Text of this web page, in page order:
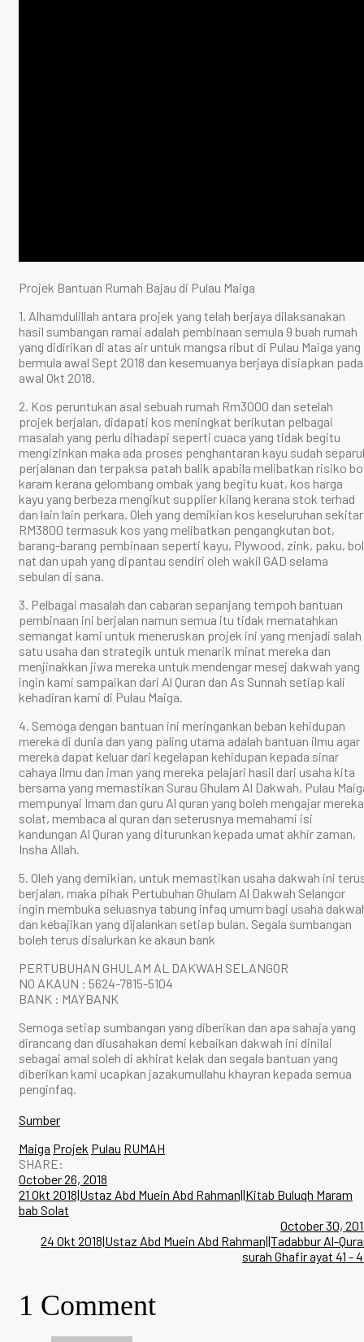
Projek Bantuan Rumah Bajau di Pulau Maiga
1. Alhamdulillah antara projek yang telah berjaya dilaksanakan
hasil sumbangan ramai adalah pembinaan semula 9 buah rumah
yang didirikan di atas air untuk mangsa ribut di Pulau Maiga yang
bermula awal Sept 2018 dan kesemuanya berjaya disiapkan pada
awal Okt 2018.
2. Kos peruntukan asal sebuah rumah Rm3000 dan setelah
projek berjalan, didapati kos meningkat berikutan pelbagai
masalah yang perlu dihadapi seperti cuaca yang tidak begitu
mengizinkan maka ada proses penghantaran kayu sudah
perjalanan dan terpaksa patah balik apabila melibatkan risiko
karam kerana gelombang ombak yang begitu kuat, kos harga
kayu yang berbeza mengikut supplier kilang kerana stok terhad
dan lain lain perkara. Oleh yang demikian kos keseluruhan sekitar
RM3800 termasuk kos yang melibatkan pengangkutan bot,
barang-barang pembinaan seperti kayu, Plywood, zink, paku, bol
nat dan upah yang dipantau sendiri oleh wakil GAD selama
sebulan di sana.
3. Pelbagai masalah dan cabaran sepanjang tempoh bantuan
pembinaan ini berjalan namun semua itu tidak mematahkan
semangat kami untuk meneruskan projek ini yang menjadi salah
satu usaha dan strategik untuk menarik minat mereka dan
menjinakkan jiwa mereka untuk mendengar mesej dakwah yang
ingin kami sampaikan dari Al Quran dan As Sunnah setiap kali
kehadiran kami di Pulau Maiga.
4. Semoga dengan bantuan ini meringankan beban kehidupan
mereka di dunia dan yang paling utama adalah bantuan ilmu agar
mereka dapat keluar dari kegelapan kehidupan kepada sinar
cahaya ilmu dan iman yang mereka pelajari hasil dari usaha kita
bersama yang memastikan Surau Ghulam Al Dakwah, Pulau
mempunyai Imam dan guru Al quran yang boleh mengajar mereka
solat, membaca al quran dan seterusnya memahami isi
kandungan Al Quran yang diturunkan kepada umat akhir zaman,
Insha Allah.
5. Oleh yang demikian, untuk memastikan usaha dakwah ini
berjalan, maka pihak Pertubuhan Ghulam Al Dakwah Selangor
ingin membuka seluasnya tabung infaq umum bagi usaha
dan kebajikan yang dijalankan setiap bulan. Segala sumbangan
boleh terus disalurkan ke akaun bank
PERTUBUHAN GHULAM AL DAKWAH SELANGOR
NO AKAUN : 5624-7815-5104
BANK : MAYBANK
Semoga setiap sumbangan yang diberikan dan apa sahaja yang
dirancang dan diusahakan demi kebaikan dakwah ini dinilai
sebagai amal soleh di akhirat kelak dan segala bantuan yang
diberikan kami ucapkan jazakumullahu khayran kepada semua
penginfaq.
Sumber
Maiga Projek Pulau RUMAH
SHARE:
October 26, 2018
21 Okt 2018|Ustaz Abd Muein Abd Rahman||Kitab Buluqh Maram
bab Solat
October 30,
24 Okt 2018|Ustaz Abd Muein Abd Rahman||Tadabbur Al-
surah Ghafir ayat 41 -
1 Comment